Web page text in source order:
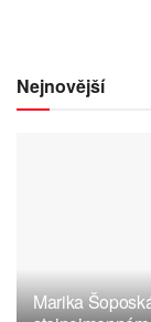
Nejnovější
Marika